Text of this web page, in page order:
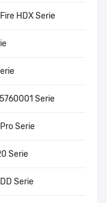
HDX Serie
Serie
Serie
Serie
Serie